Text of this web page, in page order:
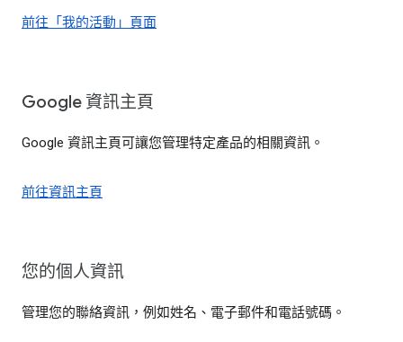
前往「我的活動」頁面
Google 資訊主頁
Google 資訊主頁可讓您管理特定產品的相關資訊。
前往資訊主頁
您的個人資訊
管理您的聯絡資訊，例如姓名、電子郵件和電話號碼。